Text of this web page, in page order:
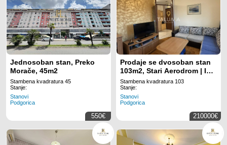
Jednosoban stan, Preko
Morače, 45m2
Stambena kvadratura 45
Stanje:
Stanovi
Podgorica
550€
Prodaje se dvosoban stan
103m2, Stari Aerodrom | ID:
ML 1360
Stambena kvadratura 103
Stanje:
Stanovi
Podgorica
210000€